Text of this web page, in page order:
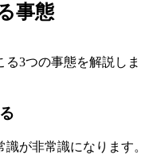
事態
3つの事態を解説しま
が非常識になります。